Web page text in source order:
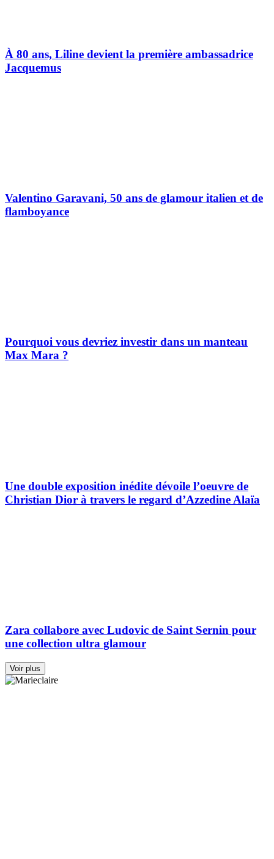
À 80 ans, Liline devient la première ambassadrice
Jacquemus
Valentino Garavani, 50 ans de glamour italien et de
flamboyance
Pourquoi vous devriez investir dans un manteau
Max Mara ?
Une double exposition inédite dévoile l’oeuvre de
Christian Dior à travers le regard d’Azzedine Alaïa
Zara collabore avec Ludovic de Saint Sernin pour
une collection ultra glamour
Voir plus